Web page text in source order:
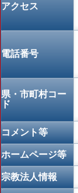
アクセス
電話番号
県・市町村コー
ド
コメント等
ホームページ等
宗教法人情報